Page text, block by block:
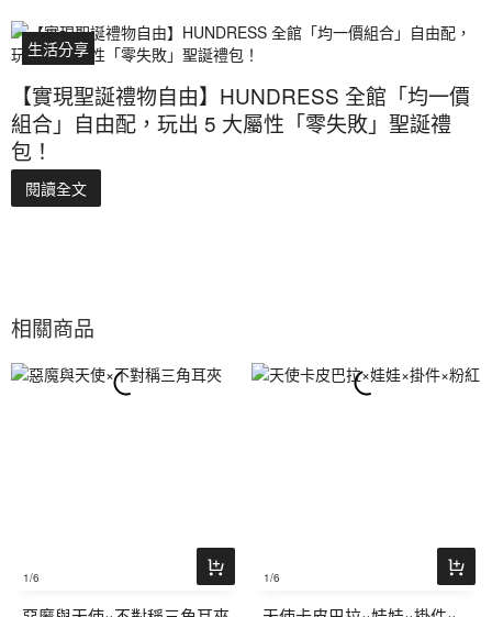
生活分享
【實現聖誕禮物自由】HUNDRESS 全館「均一價
組合」自由配，玩出 5 大屬性「零失敗」聖誕禮
包！
閱讀全文
相關商品
1/6 1/6